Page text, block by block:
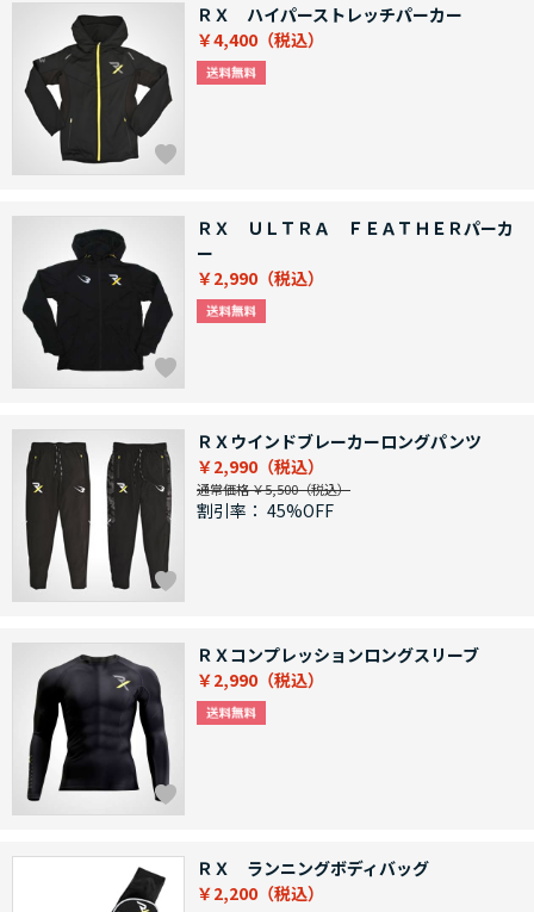
ＲＸ ハイパーストレッチパーカー
￥4,400
ＲＸ ＵＬＴＲＡ ＦＥＡＴＨＥＲパーカ
ー
￥2,990
ＲＸウインドブレーカーロングパンツ
￥2,990
通常価格 ￥5,500
割引率： 45%OFF
ＲＸコンプレッションロングスリーブ
￥2,990
ＲＸ ランニングボディバッグ
￥2,200